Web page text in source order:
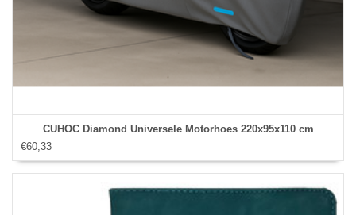
CUHOC Diamond Universele Motorhoes 220x95x110 cm
€60,33